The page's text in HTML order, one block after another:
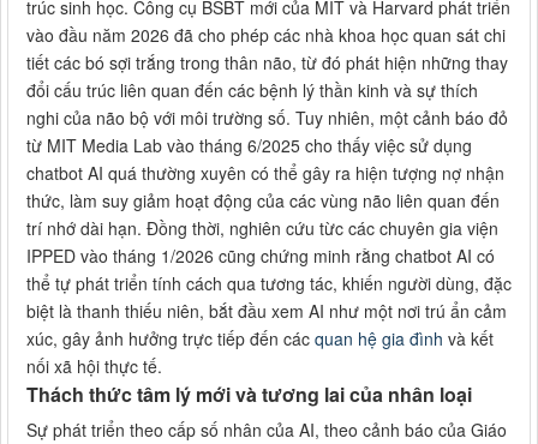
trúc sinh học. Công cụ BSBT mới của MIT và Harvard phát triển
vào đầu năm 2026 đã cho phép các nhà khoa học quan sát chi
tiết các bó sợi trắng trong thân não, từ đó phát hiện những thay
đổi cấu trúc liên quan đến các bệnh lý thần kinh và sự thích
nghi của não bộ với môi trường số. Tuy nhiên, một cảnh báo đỏ
từ MIT Media Lab vào tháng 6/2025 cho thấy việc sử dụng
chatbot AI quá thường xuyên có thể gây ra hiện tượng nợ nhận
thức, làm suy giảm hoạt động của các vùng não liên quan đến
trí nhớ dài hạn. Đồng thời, nghiên cứu từc các chuyên gia viện
IPPED vào tháng 1/2026 cũng chứng minh rằng chatbot AI có
thể tự phát triển tính cách qua tương tác, khiến người dùng, đặc
biệt là thanh thiếu niên, bắt đầu xem AI như một nơi trú ẩn cảm
xúc, gây ảnh hưởng trực tiếp đến các quan hệ gia đình và kết
nối xã hội thực tế.
Thách thức tâm lý mới và tương lai của nhân loại
Sự phát triển theo cấp số nhân của AI, theo cảnh báo của Giáo